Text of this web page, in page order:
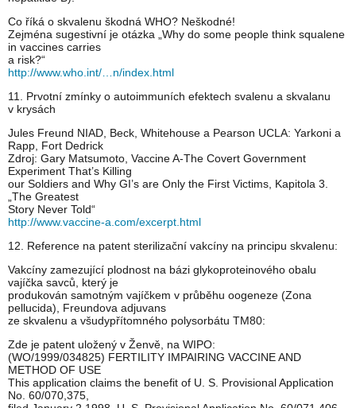
Co říká o skvalenu škodná WHO? Neškodné!
Zejména sugestivní je otázka „Why do some people think squalene
in vaccines carries
a risk?“
http://www.who.int/…n/index.html
11. Prvotní zmínky o autoimmuních efektech svalenu a skvalanu
v krysách
Jules Freund NIAD, Beck, Whitehouse a Pearson UCLA: Yarkoni a
Rapp, Fort Dedrick
Zdroj: Gary Matsumoto, Vaccine A-The Covert Government
Experiment That’s Killing
our Soldiers and Why GI’s are Only the First Victims, Kapitola 3.
„The Greatest
Story Never Told“
http://www.vaccine-a.com/excerpt.html
12. Reference na patent sterilizační vakcíny na principu skvalenu:
Vakcíny zamezující plodnost na bázi glykoproteinového obalu
vajíčka savců, který je
produkován samotným vajíčkem v průběhu oogeneze (Zona
pellucida), Freundova adjuvans
ze skvalenu a všudypřítomného polysorbátu TM80:
Zde je patent uložený v Ženvě, na WIPO:
(WO/1999/034825) FERTILITY IMPAIRING VACCINE AND
METHOD OF USE
This application claims the benefit of U. S. Provisional Application
No. 60/070,375,